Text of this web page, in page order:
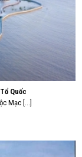
Quốc
Mạc [...]